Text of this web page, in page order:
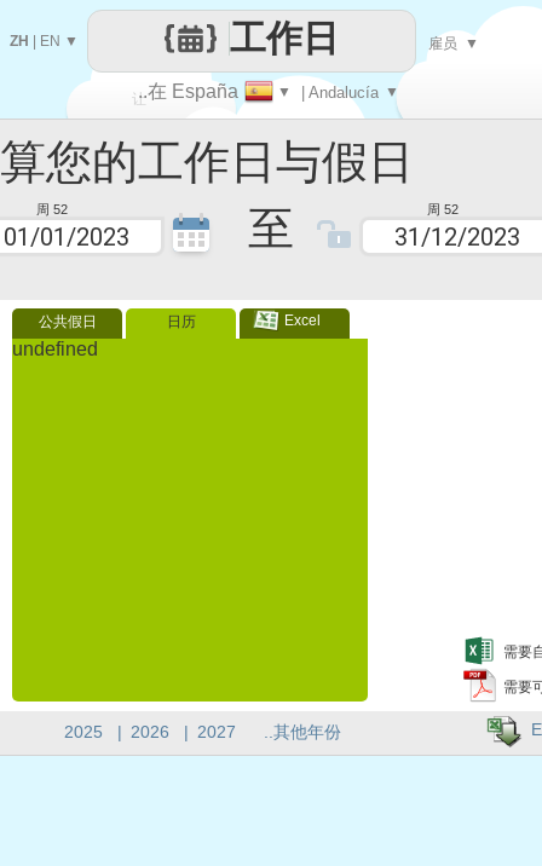
工作日与假日
周 52 至 周 52
公共假日 日历 Excel
undefined
需要
需要
让
每一天
..在 España ▼ | Andalucía ▼
工作日
ZH EN ▼ 雇员 ▼
2025 | 2026 | 2027 ..其他年份